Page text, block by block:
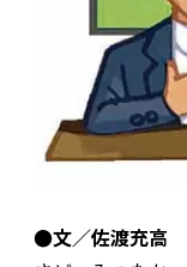
●文／佐渡充高